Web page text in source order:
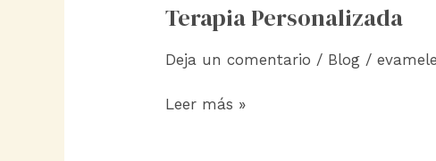
Terapia Personalizada
Deja un comentario / Blog /
Terapia
Leer más »